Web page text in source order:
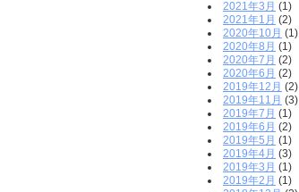
2021年3月 (1)
2021年1月 (2)
2020年10月 (1)
2020年8月 (1)
2020年7月 (2)
2020年6月 (2)
2019年12月 (2)
2019年11月 (3)
2019年7月 (1)
2019年6月 (2)
2019年5月 (1)
2019年4月 (3)
2019年3月 (1)
2019年2月 (1)